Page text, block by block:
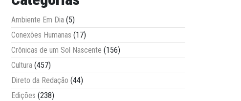
Ambiente Em Dia (5)
Conexões Humanas (17)
Crônicas de um Sol Nascente (156)
Cultura (457)
Direto da Redação (44)
Edições (238)